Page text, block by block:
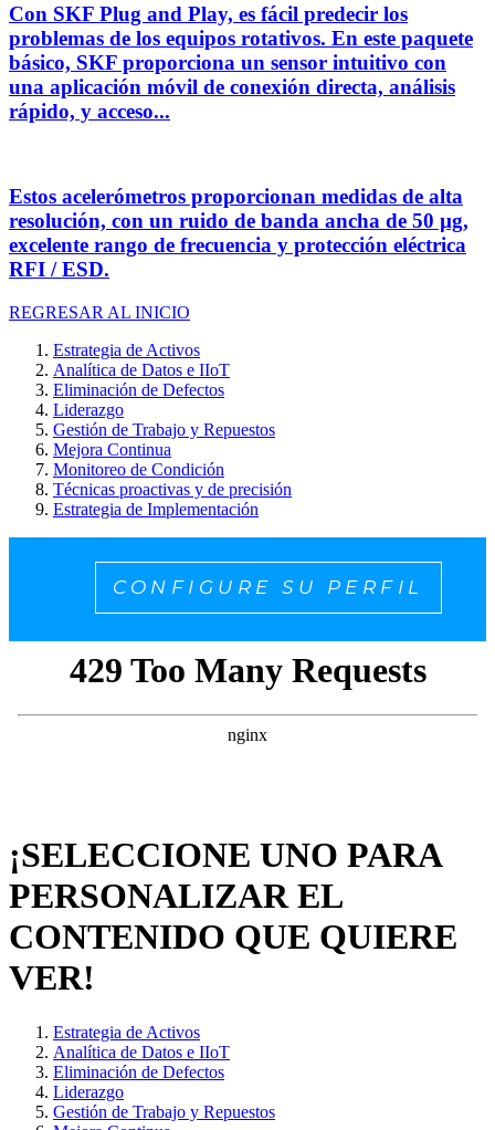
Con SKF Plug and Play, es fácil predecir los
problemas de los equipos rotativos. En este paquete
básico, SKF proporciona un sensor intuitivo con
una aplicación móvil de conexión directa, análisis
rápido, y acceso...
Estos acelerómetros proporcionan medidas de alta
resolución, con un ruido de banda ancha de 50 µg,
excelente rango de frecuencia y protección eléctrica
RFI / ESD.
REGRESAR AL INICIO
Estrategia de Activos
Analítica de Datos e IIoT
Eliminación de Defectos
Liderazgo
Gestión de Trabajo y Repuestos
Mejora Continua
Monitoreo de Condición
Técnicas proactivas y de precisión
Estrategia de Implementación
CONFIGURE SU PERFIL
¡SELECCIONE UNO PARA
PERSONALIZAR EL
CONTENIDO QUE QUIERE
VER!
Estrategia de Activos
Analítica de Datos e IIoT
Eliminación de Defectos
Liderazgo
Gestión de Trabajo y Repuestos